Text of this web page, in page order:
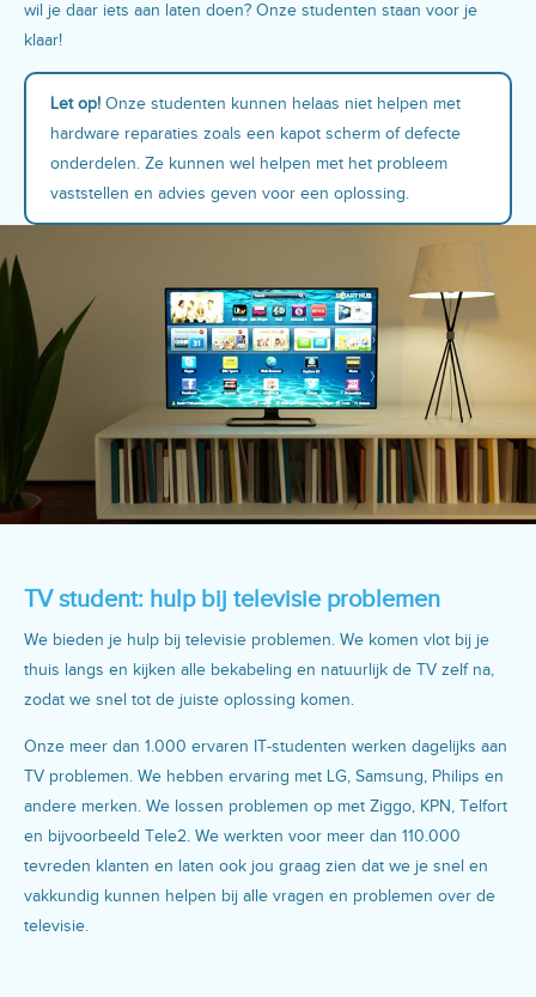
wil je daar iets aan laten doen? Onze studenten staan voor je
klaar!
Let op! Onze studenten kunnen helaas niet helpen met
hardware reparaties zoals een kapot scherm of defecte
onderdelen. Ze kunnen wel helpen met het probleem
vaststellen en advies geven voor een oplossing.
TV student: hulp bij televisie problemen
We bieden je hulp bij televisie problemen. We komen vlot bij je
thuis langs en kijken alle bekabeling en natuurlijk de TV zelf na,
zodat we snel tot de juiste oplossing komen.
Onze meer dan 1.000 ervaren IT-studenten werken dagelijks aan
TV problemen. We hebben ervaring met LG, Samsung, Philips en
andere merken. We lossen problemen op met Ziggo, KPN, Telfort
en bijvoorbeeld Tele2. We werkten voor meer dan 110.000
tevreden klanten en laten ook jou graag zien dat we je snel en
vakkundig kunnen helpen bij alle vragen en problemen over de
televisie.